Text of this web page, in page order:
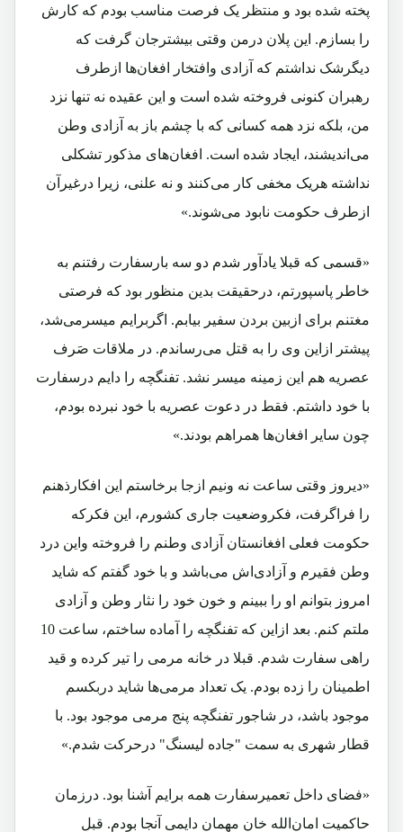
پخته شده بود و منتظر یک فرصت مناسب بودم که کارش
را بسازم. این پلان درمن وقتی بیشترجان گرفت که
دیگرشک نداشتم که آزادی وافتخار افغان‌ها ازطرف
رهبران کنونی فروخته شده است و این عقیده نه تنها نزد
من، بلکه نزد همه کسانی که با چشم باز به آزادی وطن
می‌اندیشند، ایجاد شده است. افغان‌های مذکور تشکلی
نداشته هریک مخفی کار می‌کنند و نه علنی، زیرا درغیرآن
ازطرف حکومت نابود می‌شوند.»
«قسمی که قبلا یادآور شدم دو سه بارسفارت رفتنم به
خاطر پاسپورتم، درحقیقت بدین منظور بود که فرصتی
مغتنم برای ازبین بردن سفیر بیابم. اگربرایم میسرمی‌شد،
پیشتر ازاین وی را به قتل می‌رساندم. در ملاقات صَرف
عصریه هم این زمینه میسر نشد. تفنگچه را دایم درسفارت
با خود داشتم. فقط در دعوت عصریه با خود نبرده بودم،
چون سایر افغان‌ها همراهم بودند.»
«دیروز وقتی ساعت نه ونیم ازجا برخاستم این افکارذهنم
را فراگرفت، فکروضعیت جاری کشورم، این فکرکه
حکومت فعلی افغانستان آزادی وطنم را فروخته واین درد
وطن فقیرم و آزادی‌اش می‌باشد و با خود گفتم که شاید
امروز بتوانم او را ببینم و خون خود را نثار وطن و آزادی
ملتم کنم. بعد ازاین که تفنگچه را آماده ساختم، ساعت 10
راهی سفارت شدم. قبلا در خانه مرمی را تیر کرده و قید
اطمینان را زده بودم. یک تعداد مرمی‌ها شاید دربکسم
موجود باشد، در شاجور تفنگچه پنج مرمی موجود بود. با
قطار شهری به سمت "جاده لیسنگ" درحرکت شدم.»
«فضای داخل تعمیرسفارت همه برایم آشنا بود. درزمان
حاکمیت امان‌الله خان مهمان دایمی آنجا بودم. قبل